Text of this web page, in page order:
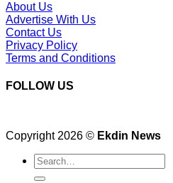
About Us
Advertise With Us
Contact Us
Privacy Policy
Terms and Conditions
FOLLOW US
Copyright 2026 © Ekdin News